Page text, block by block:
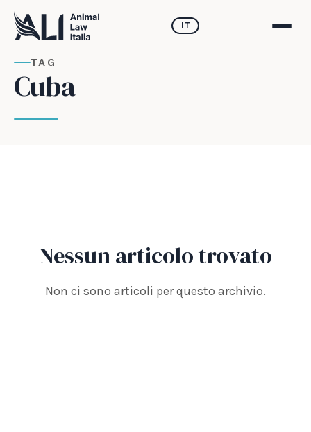
IT
TAG
Cuba
Nessun articolo trovato
Non ci sono articoli per questo archivio.